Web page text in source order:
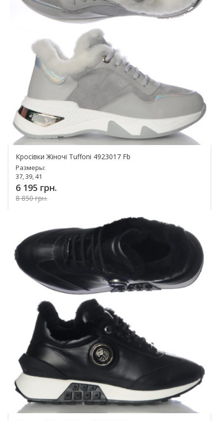
Кросівки Жіночі Tuffoni 4923017 Fb
Размеры:
37, 39, 41
6 195 грн.
8 850 грн.
Купить!